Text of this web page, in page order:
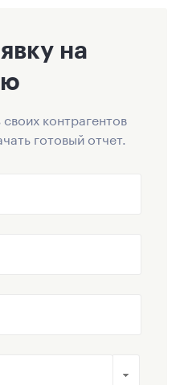
на
контрагентов
готовый отчет.